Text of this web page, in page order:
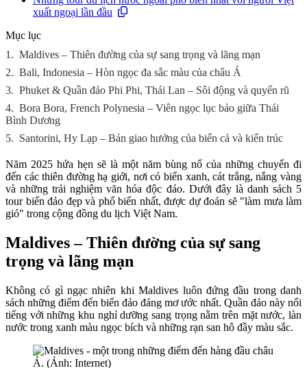
xuất ngoại lần đầu
Mục lục
1. Maldives – Thiên đường của sự sang trọng và lãng mạn
2. Bali, Indonesia – Hòn ngọc đa sắc màu của châu Á
3. Phuket & Quần đảo Phi Phi, Thái Lan – Sôi động và quyến rũ
4. Bora Bora, French Polynesia – Viên ngọc lục bảo giữa Thái
Bình Dương
5. Santorini, Hy Lạp – Bản giao hưởng của biển cả và kiến trúc
Năm 2025 hứa hẹn sẽ là một năm bùng nổ của những chuyến đi
đến các thiên đường hạ giới, nơi có biển xanh, cát trắng, nắng vàng
và những trải nghiệm văn hóa độc đáo. Dưới đây là danh sách 5
tour biển đảo đẹp và phổ biến nhất, được dự đoán sẽ "làm mưa làm
gió" trong cộng đồng du lịch Việt Nam.
Maldives – Thiên đường của sự sang
trọng và lãng mạn
Không có gì ngạc nhiên khi Maldives luôn đứng đầu trong danh
sách những điểm đến biển đảo đáng mơ ước nhất. Quần đảo này nổi
tiếng với những khu nghỉ dưỡng sang trọng nằm trên mặt nước, làn
nước trong xanh màu ngọc bích và những rạn san hô đầy màu sắc.